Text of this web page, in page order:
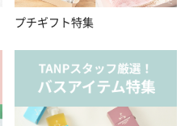
プチギフト特集